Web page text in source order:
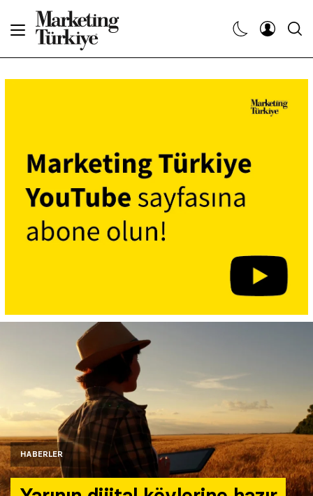
HABERLER
Dergiler
Etkinlikler
Yazarlar